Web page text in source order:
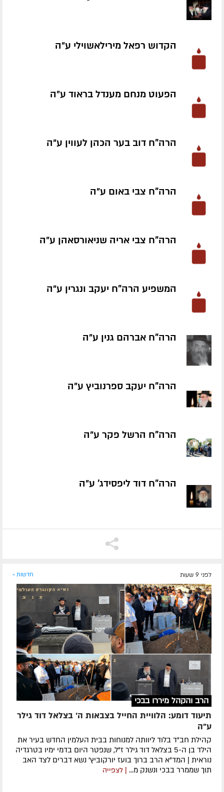
הקדוש רפאל מירילאשוילי ע״ה
הפעוט מנחם מענדל בראוד ע״ה
הרה"ח דוב בער הכהן לעווין ע״ה
הרה"ח צבי באום ע״ה
הרה"ח צבי אריה שניאורסאהן ע״ה
המשפיע הרה"ח יעקב ונגרין ע״ה
הרה"ח אברהם גנין ע״ה
הרה"ח יעקב ספרנוביץ ע״ה
הרה"ח הרשל פקר ע״ה
הרה"ח דוד ליפסידג' ע״ה
לפני 9 שעות חדשות »
הרב והקהל מיררו בבכי
תיעוד דומע: הלוויית החייל בצבאות ה' בצלאל דוד גילר
ע"ה
קהילת חב"ד בלוד ליוותה למנוחות בבית העלמין החדש בעיר את
הילד בן ה-5 בצלאל דוד גילר ז"ל, שנפטר היום בדמי ימיו בטרגדיה
נוראית | המד"א הרב ברוך בועז יורקוביץ' נשא דברים לצד האב
תוך שממרר בבכי ונשנק מ... | לצפייה